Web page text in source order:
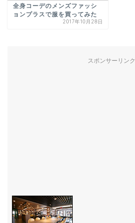
全身コーデのメンズファッシ
ョンプラスで服を買ってみた
2017年10月28日
スポンサーリンク